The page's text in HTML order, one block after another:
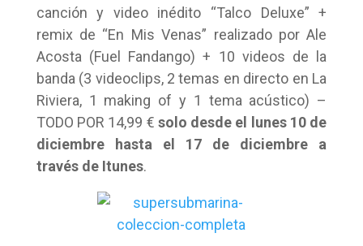
canción y video inédito “Talco Deluxe” +
remix de “En Mis Venas” realizado por Ale
Acosta (Fuel Fandango) + 10 videos de la
banda (3 videoclips, 2 temas en directo en La
Riviera, 1 making of y 1 tema acústico) –
TODO POR 14,99 € solo desde el lunes 10 de
diciembre hasta el 17 de diciembre a
través de Itunes.